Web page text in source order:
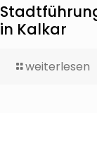
in Kalkar
weiterlesen